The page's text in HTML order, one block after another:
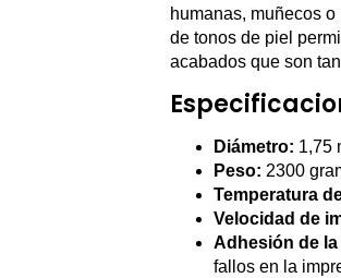
humanas, muñecos
de tonos de piel
acabados que son
Diámetro: 1,75
Peso: 2300
Temperatura
Velocidad de
Adhesión de la
fallos en la